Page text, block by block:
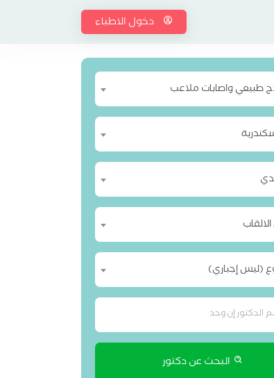
دخول الاطباء
طبيعي واصابات ملاعب
(ليس إجباري)
البحث عن دكتور